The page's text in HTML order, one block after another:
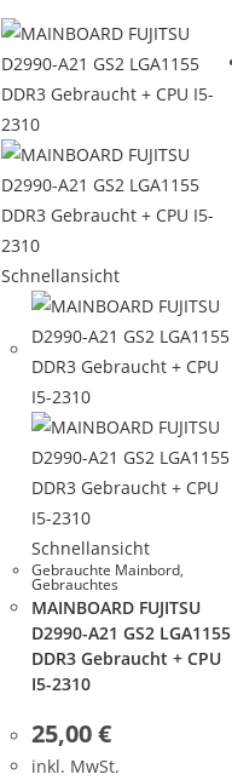
Schnellansicht
Schnellansicht
Gebrauchte Mainbord,
Gebrauchtes
MAINBOARD FUJITSU
D2990-A21 GS2 LGA1155
DDR3 Gebraucht + CPU
I5-2310
25,00€
inkl. MwSt.